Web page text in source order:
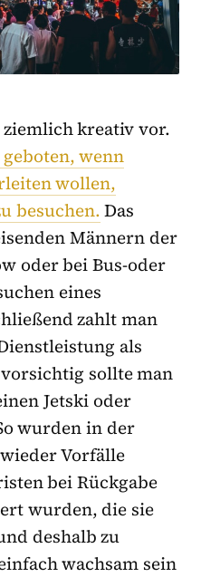
kreativ vor.
wenn
wollen,
besuchen.Das
Männern der
oder bei Bus-oder
eines
zahlt man
als
sollte man
Jetski oder
wurden in der
Vorfälle
bei Rückgabe
wurden, die sie
deshalb zu
wachsam sein